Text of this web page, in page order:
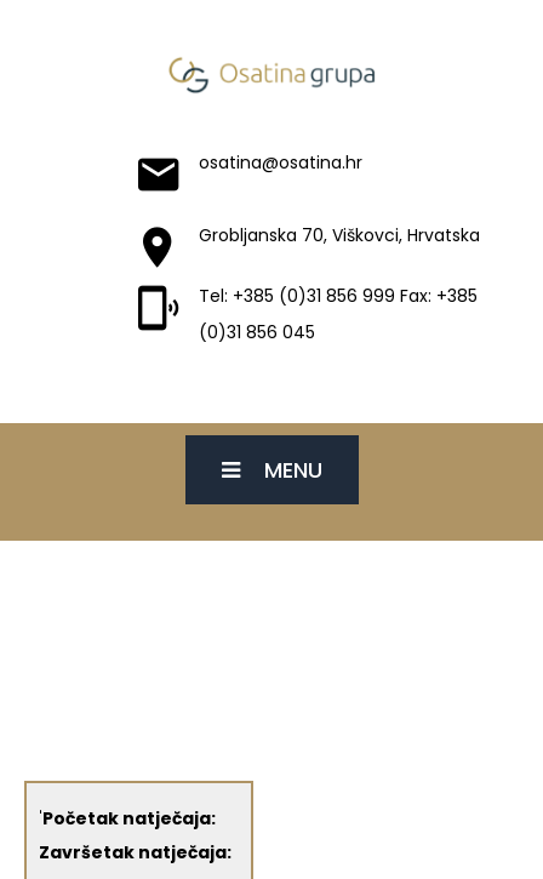
osatina@osatina.hr
Grobljanska 70, Viškovci, Hrvatska
Tel: +385 (0)31 856 999 Fax: +385
(0)31 856 045
MENU
'Početak natječaja:
Završetak natječaja: